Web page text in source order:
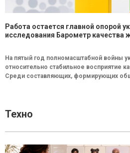
Работа остается главной опорой
исследования Барометр качества
На пятый год полномасштабной войны
относительно стабильное восприятие
Среди составляющих, формирующих
Техно